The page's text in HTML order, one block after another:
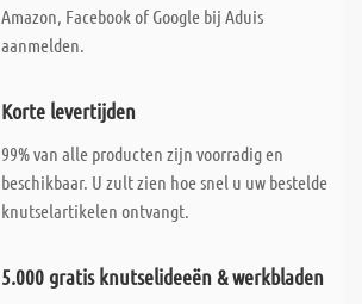
Amazon, Facebook of Google bij Aduis
aanmelden.
Korte levertijden
99% van alle producten zijn voorradig en
beschikbaar. U zult zien hoe snel u uw bestelde
knutselartikelen ontvangt.
5.000 gratis knutselideeën & werkbladen